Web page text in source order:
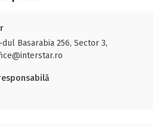
dul Basarabia 256, Sector 3,